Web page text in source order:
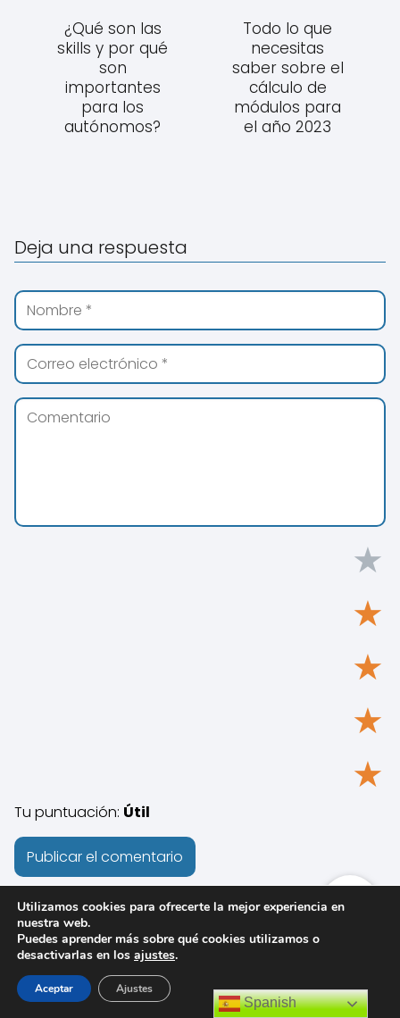
¿Qué son las
skills y por qué
son
importantes
para los
autónomos?
Todo lo que
necesitas
saber sobre el
cálculo de
módulos para
el año 2023
Deja una respuesta
★
★
★
★
★
Tu puntuación: Útil
Spanish
Utilizamos cookies para ofrecerte la mejor experiencia en
nuestra web.
Puedes aprender más sobre qué cookies utilizamos o
desactivarlas en los ajustes.
Aceptar Ajustes